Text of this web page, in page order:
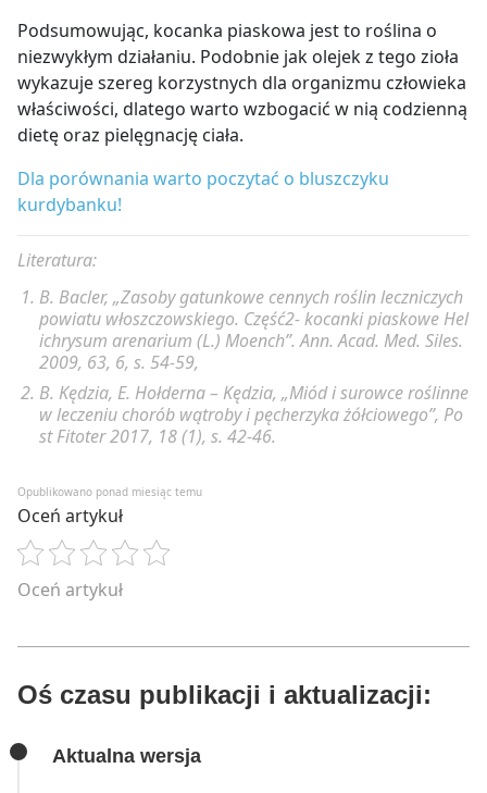
Podsumowując, kocanka piaskowa jest to roślina o
niezwykłym działaniu. Podobnie jak olejek z tego zioła
wykazuje szereg korzystnych dla organizmu człowieka
właściwości, dlatego warto wzbogacić w nią codzienną
dietę oraz pielęgnację ciała.
Dla porównania warto poczytać o bluszczyku
kurdybanku!
Literatura:
B. Bacler, „Zasoby gatunkowe cennych roślin leczniczych
powiatu włoszczowskiego. Część2- kocanki piaskowe Hel
ichrysum arenarium (L.) Moench”. Ann. Acad. Med. Siles.
2009, 63, 6, s. 54-59,
B. Kędzia, E. Hołderna – Kędzia, „Miód i surowce roślinne
w leczeniu chorób wątroby i pęcherzyka żółciowego”, Po
st Fitoter 2017, 18 (1), s. 42-46.
Opublikowano ponad miesiąc temu
Oceń artykuł
Oceń artykuł
Oś czasu publikacji i aktualizacji:
Aktualna wersja